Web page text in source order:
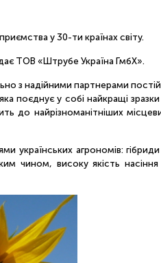
у 30-ти країнах світу.
ТОВ «Штрубе Україна ГмбХ».
з надійними партнерами
поєднує у собі найкращі зразки
до найрізноманітніших
українських агрономів:
чином, високу якість